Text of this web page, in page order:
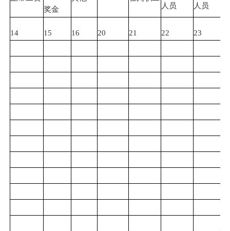
奖金
人员
人员
14 15 16 20 21 22 23